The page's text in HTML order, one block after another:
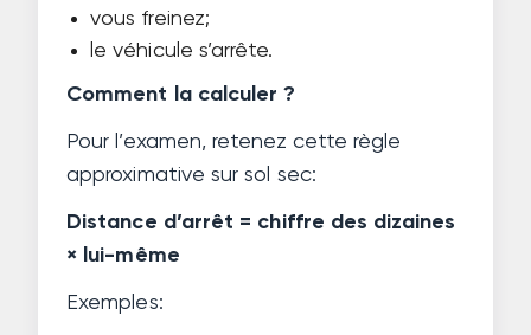
vous freinez;
le véhicule s’arrête.
Comment la calculer ?
Pour l’examen, retenez cette règle
approximative sur sol sec:
Distance d’arrêt = chiffre des dizaines
× lui-même
Exemples: